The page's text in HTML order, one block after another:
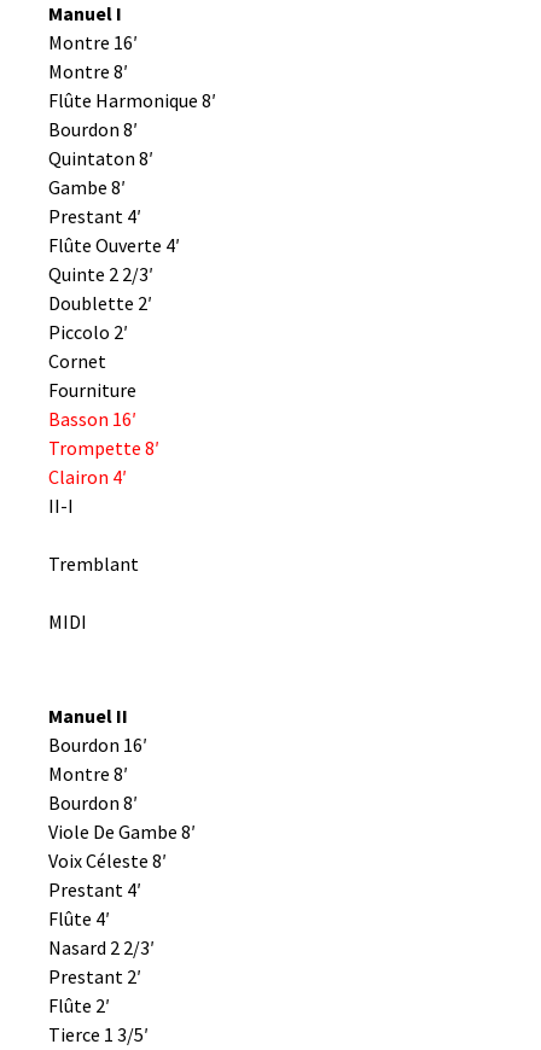
Manuel I
Montre 16′
Montre 8′
Flûte Harmonique 8′
Bourdon 8′
Quintaton 8′
Gambe 8′
Prestant 4′
Flûte Ouverte 4′
Quinte 2 2/3′
Doublette 2′
Piccolo 2′
Cornet
Fourniture
Basson 16′
Trompette 8′
Clairon 4′
II-I
Tremblant
MIDI
Manuel II
Bourdon 16′
Montre 8′
Bourdon 8′
Viole De Gambe 8′
Voix Céleste 8′
Prestant 4′
Flûte 4′
Nasard 2 2/3′
Prestant 2′
Flûte 2′
Tierce 1 3/5′